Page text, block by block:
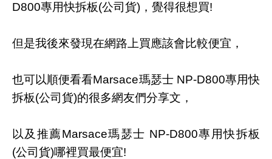
D800專用快拆板(公司貨)，覺得很想買!
但是我後來發現在網路上買應該會比較便宜，
也可以順便看看Marsace瑪瑟士 NP-D800專用快
拆板(公司貨)的很多網友們分享文，
以及推薦Marsace瑪瑟士 NP-D800專用快拆板
(公司貨)哪裡買最便宜!